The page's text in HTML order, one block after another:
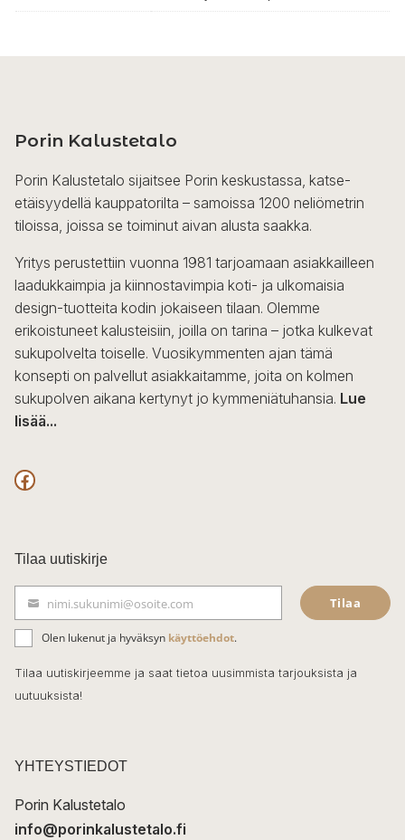
Porin Kalustetalo
Porin Kalustetalo sijaitsee Porin keskustassa, katse-
etäisyydellä kauppatorilta – samoissa 1200 neliömetrin
tiloissa, joissa se toiminut aivan alusta saakka.
Yritys perustettiin vuonna 1981 tarjoamaan asiakkailleen
laadukkaimpia ja kiinnostavimpia koti- ja ulkomaisia
design-tuotteita kodin jokaiseen tilaan. Olemme
erikoistuneet kalusteisiin, joilla on tarina – jotka kulkevat
sukupolvelta toiselle. Vuosikymmenten ajan tämä
konsepti on palvellut asiakkaitamme, joita on kolmen
sukupolven aikana kertynyt jo kymmeniätuhansia. Lue
lisää...
F
c
e
b
o
o
k
Tilaa uutiskirje
ä
h
k
t
nimi.sukunimi@osoite.com Tilaa
Olen lukenut ja hyväksyn käyttöehdot.
Tilaa uutiskirjeemme ja saat tietoa uusimmista tarjouksista ja
uutuuksista!
YHTEYSTIEDOT
Porin Kalustetalo
info@porinkalustetalo.fi